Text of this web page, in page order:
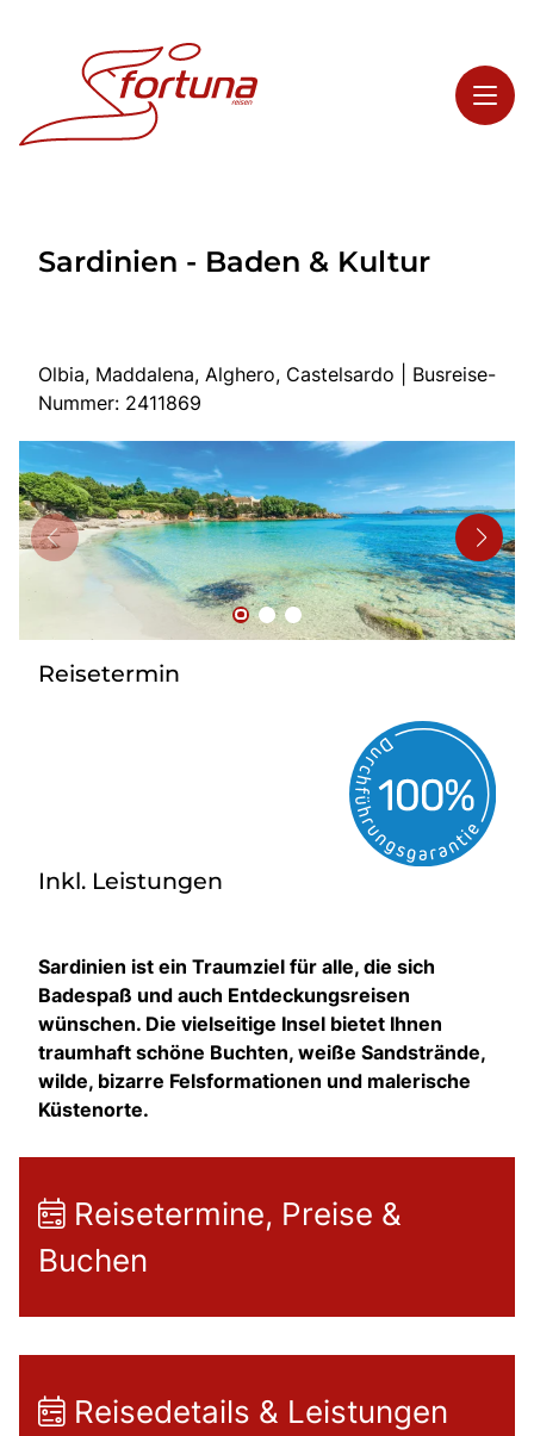
Highlights
Busreisen
Bus mieten
Reisebüro
Sardinien - Baden & Kultur
Olbia, Maddalena, Alghero, Castelsardo | Busreise-
Nummer: 2411869
Reisetermin
Inkl. Leistungen
Sardinien ist ein Traumziel für alle, die sich
Badespaß und auch Entdeckungsreisen
wünschen. Die vielseitige Insel bietet Ihnen
traumhaft schöne Buchten, weiße Sandstrände,
wilde, bizarre Felsformationen und malerische
Küstenorte.
Reisetermine, Preise &
Buchen
Reisedetails & Leistungen